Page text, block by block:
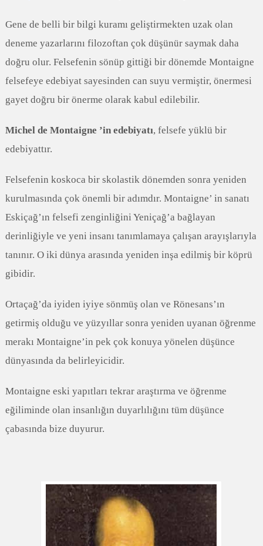
Gene de belli bir bilgi kuramı geliştirmekten uzak olan
deneme yazarlarını filozoftan çok düşünür saymak daha
doğru olur. Felsefenin sönüp gittiği bir dönemde Montaigne
felsefeye edebiyat sayesinden can suyu vermiştir, önermesi
gayet doğru bir önerme olarak kabul edilebilir.
Michel de Montaigne ’in edebiyatı, felsefe yüklü bir
edebiyattır.
Felsefenin koskoca bir skolastik dönemden sonra yeniden
kurulmasında çok önemli bir adımdır. Montaigne’ in sanatı
Eskiçağ’ın felsefi zenginliğini Yeniçağ’a bağlayan
derinliğiyle ve yeni insanı tanımlamaya çalışan arayışlarıyla
tanınır. O iki dünya arasında yeniden inşa edilmiş bir köprü
gibidir.
Ortaçağ’da iyiden iyiye sönmüş olan ve Rönesans’ın
getirmiş olduğu ve yüzyıllar sonra yeniden uyanan öğrenme
merakı Montaigne’in pek çok konuya yönelen düşünce
dünyasında da belirleyicidir.
Montaigne eski yapıtları tekrar araştırma ve öğrenme
eğiliminde olan insanlığın duyarlılığını tüm düşünce
çabasında bize duyurur.